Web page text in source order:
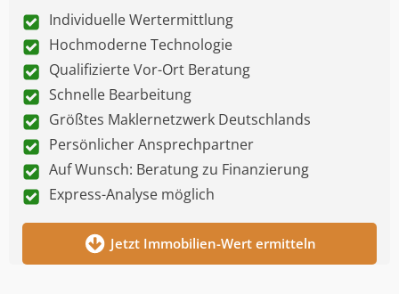
Individuelle Wertermittlung
Hochmoderne Technologie
Qualifizierte Vor-Ort Beratung
Schnelle Bearbeitung
Größtes Maklernetzwerk Deutschlands
Persönlicher Ansprechpartner
Auf Wunsch: Beratung zu Finanzierung
Express-Analyse möglich
Jetzt Immobilien-Wert ermitteln